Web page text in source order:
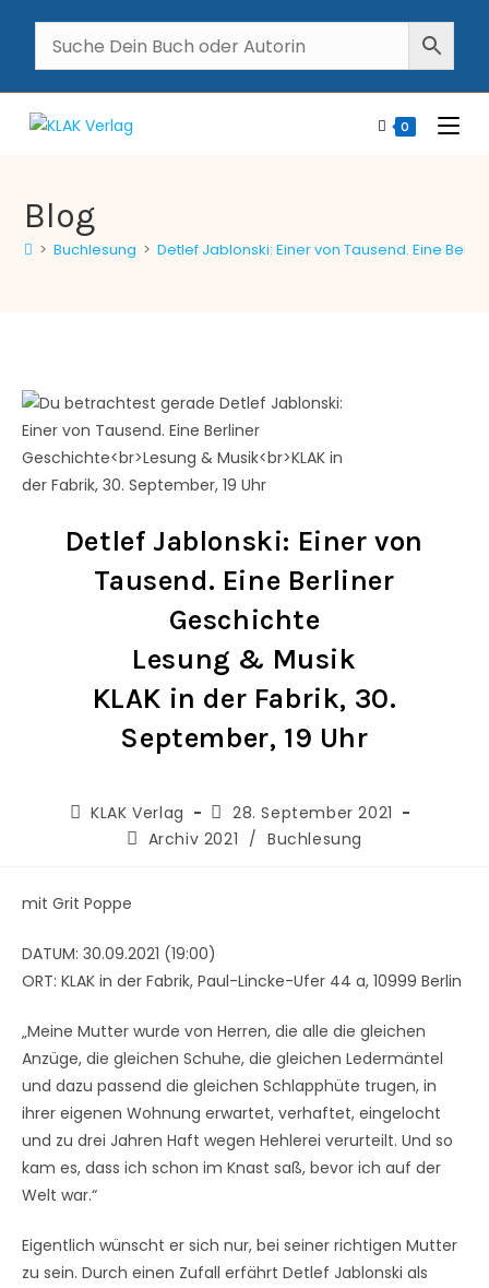
0
Blog
> Buchlesung > Detlef Jablonski: Einer von Tausend. Eine
Detlef Jablonski: Einer von
Tausend. Eine Berliner
Geschichte
Lesung & Musik
KLAK in der Fabrik, 30.
September, 19 Uhr
KLAK Verlag
28. September 2021
Archiv 2021 / Buchlesung
mit Grit Poppe
DATUM: 30.09.2021 (19:00)
ORT: KLAK in der Fabrik, Paul-Lincke-Ufer 44 a, 10999 Berlin
„Meine Mutter wurde von Herren, die alle die gleichen
Anzüge, die gleichen Schuhe, die gleichen Ledermäntel
und dazu passend die gleichen Schlapphüte trugen, in
ihrer eigenen Wohnung erwartet, verhaftet, eingelocht
und zu drei Jahren Haft wegen Hehlerei verurteilt. Und so
kam es, dass ich schon im Knast saß, bevor ich auf der
Welt war.“
Eigentlich wünscht er sich nur, bei seiner richtigen Mutter
zu sein. Durch einen Zufall erfährt Detlef Jablonski als